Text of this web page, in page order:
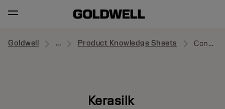
Goldwell ... Product Knowledge Sheets Conditioner
Kerasilk